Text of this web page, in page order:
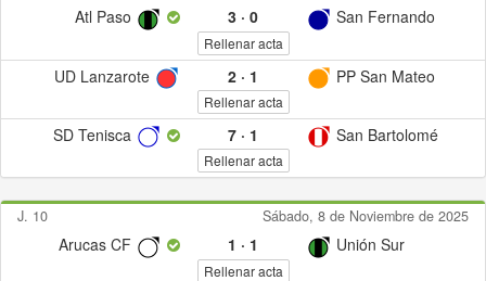
Atl Paso 3· 0 San Fernando
Rellenar acta
UD Lanzarote 2· 1 PP San Mateo
Rellenar acta
SD Tenisca 7· 1 San Bartolomé
Rellenar acta
J. 10 Sábado, 8 de Noviembre de 2025
Arucas CF 1 · 1 Unión Sur
Rellenar acta